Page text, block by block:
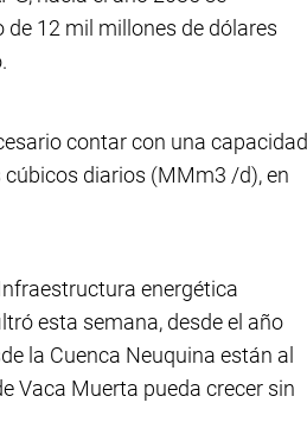
12 mil millones de dólares
contar con una capacidad
diarios (MMm3 /d), en
energética
esta semana, desde el año
la Cuenca Neuquina están al
Vaca Muerta pueda crecer sin